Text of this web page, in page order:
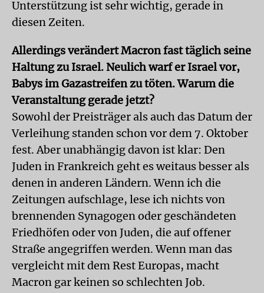
Unterstützung ist sehr wichtig, gerade in
diesen Zeiten.
Allerdings verändert Macron fast täglich seine
Haltung zu Israel. Neulich warf er Israel vor,
Babys im Gazastreifen zu töten. Warum die
Veranstaltung gerade jetzt?
Sowohl der Preisträger als auch das Datum der
Verleihung standen schon vor dem 7. Oktober
fest. Aber unabhängig davon ist klar: Den
Juden in Frankreich geht es weitaus besser als
denen in anderen Ländern. Wenn ich die
Zeitungen aufschlage, lese ich nichts von
brennenden Synagogen oder geschändeten
Friedhöfen oder von Juden, die auf offener
Straße angegriffen werden. Wenn man das
vergleicht mit dem Rest Europas, macht
Macron gar keinen so schlechten Job.